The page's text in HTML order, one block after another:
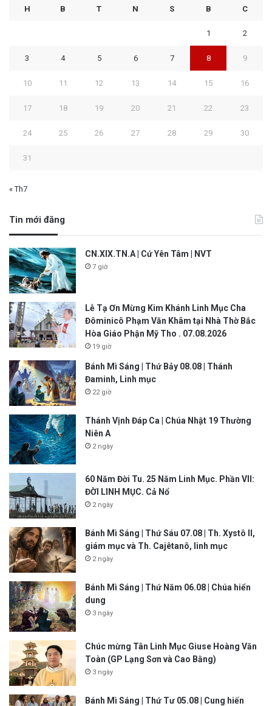
H B T N S B C
1 2
3 4 5 6 7 8 9
10 11 12 13 14 15 16
17 18 19 20 21 22 23
24 25 26 27 28 29 30
31
« Th7
Tin mới đăng
CN.XIX.TN.A | Cứ Yên Tâm | NVT
7 giờ
Lễ Tạ Ơn Mừng Kim Khánh Linh Mục Cha
Đôminicô Phạm Văn Khâm tại Nhà Thờ Bắc
Hòa Giáo Phận Mỹ Tho . 07.08.2026
19 giờ
Bánh Mì Sáng | Thứ Bảy 08.08 | Thánh
Đaminh, Linh mục
22 giờ
Thánh Vịnh Đáp Ca | Chúa Nhật 19 Thường
Niên A
2 ngày
60 Năm Đời Tu. 25 Năm Linh Mục. Phần VII:
ĐỜI LINH MỤC. Cả Nổ
2 ngày
Bánh Mì Sáng | Thứ Sáu 07.08 | Th. Xystô II,
giám mục và Th. Cajêtanô, linh mục
2 ngày
Bánh Mì Sáng | Thứ Năm 06.08 | Chúa hiển
dung
3 ngày
Chúc mừng Tân Linh Mục Giuse Hoàng Văn
Toàn (GP Lạng Sơn và Cao Bằng)
3 ngày
Bánh Mì Sáng | Thứ Tư 05.08 | Cung hiến